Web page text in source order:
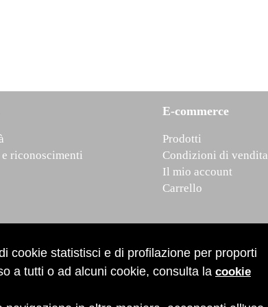
e riconoscimenti
E-commerce
Prodotti
Condizioni di vendita
Il mio account
Carrello
cookie statistisci e di profilazione per proporti
a tutti o ad alcuni cookie, consulta la cookie